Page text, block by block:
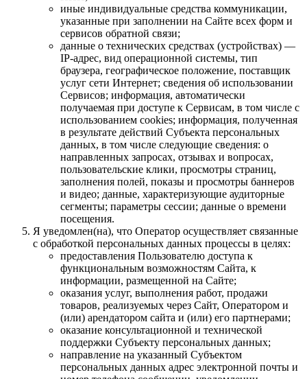
иные индивидуальные средства коммуникации,
указанные при заполнении на Сайте всех форм и
сервисов обратной связи;
данные о технических средствах (устройствах) —
IP-адрес, вид операционной системы, тип
браузера, географическое положение, поставщик
услуг сети Интернет; сведения об использовании
Сервисов; информация, автоматически
получаемая при доступе к Сервисам, в том числе с
использованием cookies; информация, полученная
в результате действий Субъекта персональных
данных, в том числе следующие сведения: о
направленных запросах, отзывах и вопросах,
пользовательские клики, просмотры страниц,
заполнения полей, показы и просмотры баннеров
и видео; данные, характеризующие аудиторные
сегменты; параметры сессии; данные о времени
посещения.
Я уведомлен(на), что Оператор осуществляет связанные
с обработкой персональных данных процессы в целях:
предоставления Пользователю доступа к
функциональным возможностям Сайта, к
информации, размещенной на Сайте;
оказания услуг, выполнения работ, продажи
товаров, реализуемых через Сайт, Оператором и
(или) арендатором сайта и (или) его партнерами;
оказание консультационной и технической
поддержки Субъекту персональных данных;
направление на указанный Субъектом
персональных данных адрес электронной почты и